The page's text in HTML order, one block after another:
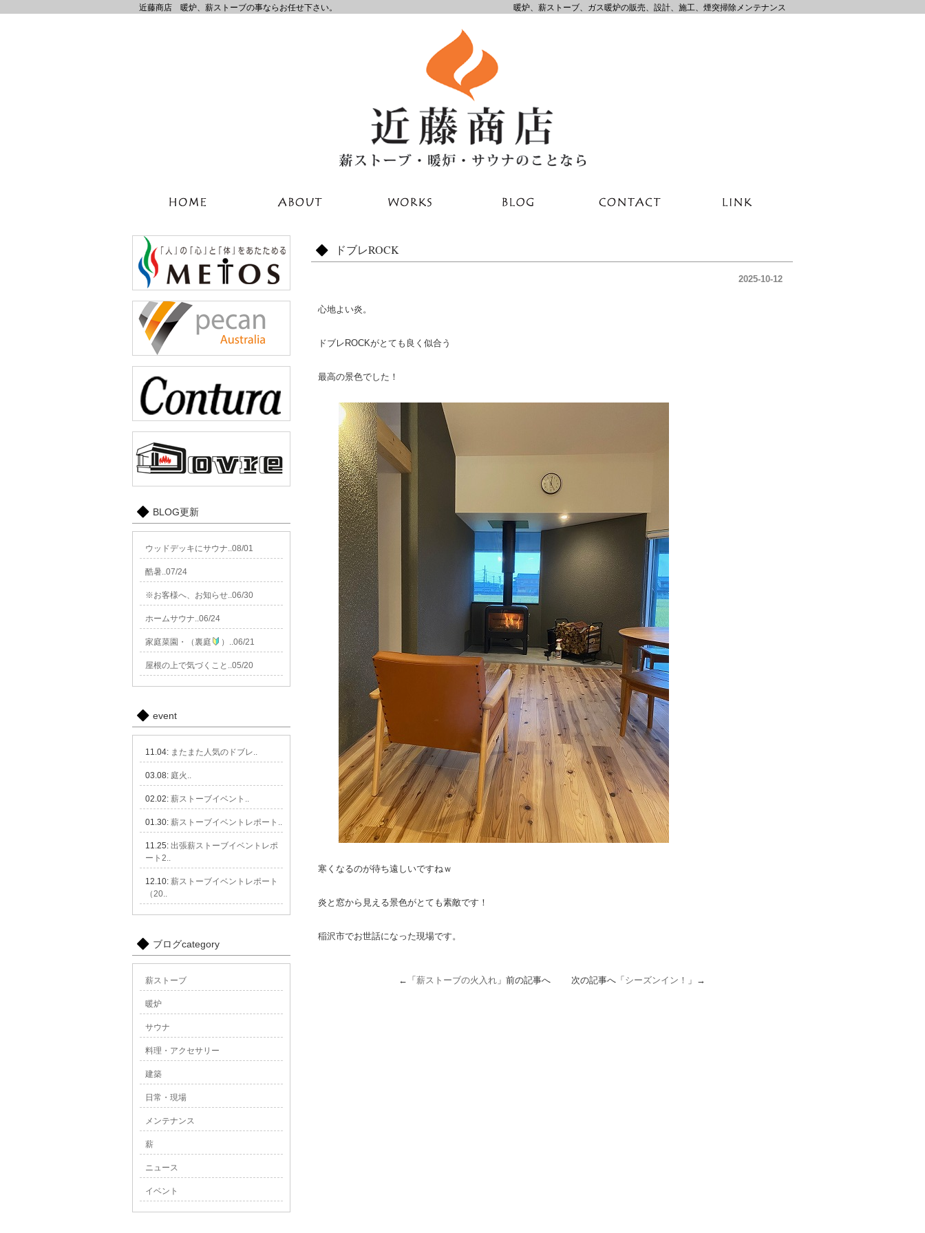
近藤商店 暖炉、薪ストーブの事ならお任せ下さい。 暖炉、薪ストーブ、ガス暖炉の販売、設計、施工、煙突掃除メンテナンス
ドブレROCK
2025-10-12
心地よい炎。
ドブレROCKがとても良く似合う
最高の景色でした！
寒くなるのが待ち遠しいですねｗ
炎と窓から見える景色がとても素敵です！
稲沢市でお世話になった現場です。
←「 薪ストーブの火入れ 」前の記事へ 次の記事へ「 シーズンイン！ 」→
BLOG更新
ウッドデッキにサウナ..08/01
酷暑..07/24
※お客様へ、お知らせ..06/30
ホームサウナ..06/24
家庭菜園・（裏庭 ）..06/21
屋根の上で気づくこと..05/20
event
11.04: またまた人気のドブレ..
03.08: 庭火..
02.02: 薪ストーブイベント..
01.30: 薪ストーブイベントレポート..
11.25: 出張薪ストーブイベントレポ
ート2..
12.10: 薪ストーブイベントレポート
（20..
ブログcategory
薪ストーブ
暖炉
サウナ
料理・アクセサリー
建築
日常・現場
メンテナンス
薪
ニュース
イベント